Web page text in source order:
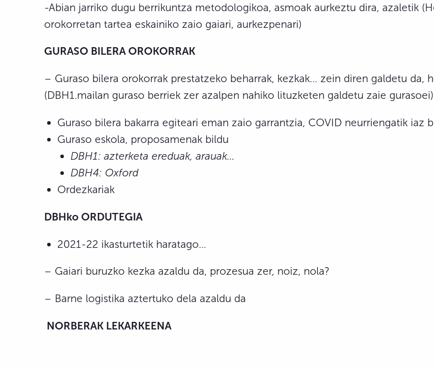
-Abian jarriko dugu berrikuntza metodologikoa, asmoak aurkeztu dira, azaletik
orokorretan tartea eskainiko zaio gaiari, aurkezpenari)
GURASO BILERA OROKORRAK
– Guraso bilera orokorrak prestatzeko beharrak, kezkak… zein diren galdetu da,
(DBH1.mailan guraso berriek zer azalpen nahiko lituzketen galdetu zaie gurasoei)
Guraso bilera bakarra egiteari eman zaio garrantzia, COVID neurriengatik iaz
Guraso eskola, proposamenak bildu
DBH1: azterketa ereduak, arauak…
DBH4: Oxford
Ordezkariak
DBHko ORDUTEGIA
2021-22 ikasturtetik haratago…
– Gaiari buruzko kezka azaldu da, prozesua zer, noiz, nola?
– Barne logistika aztertuko dela azaldu da
NORBERAK LEKARKEENA